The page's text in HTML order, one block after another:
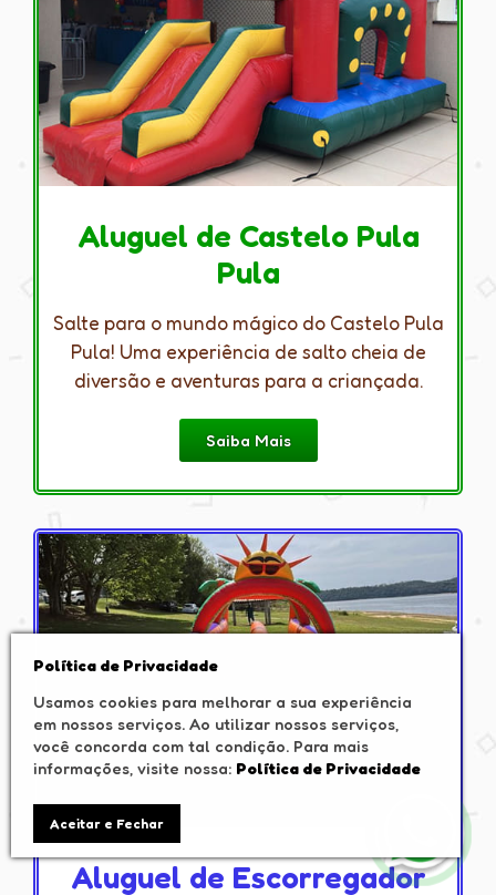
Aluguel de Castelo Pula
Pula
Salte para o mundo mágico do Castelo Pula
Pula! Uma experiência de salto cheia de
diversão e aventuras para a criançada.
Saiba Mais
Aluguel de Escorregador
Política de Privacidade
Usamos cookies para melhorar a sua experiência
em nossos serviços. Ao utilizar nossos serviços,
você concorda com tal condição. Para mais
informações, visite nossa: Política de Privacidade
Aceitar e Fechar